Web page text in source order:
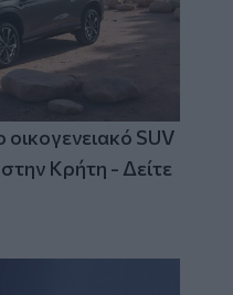
SUV
Κρήτη - Δείτε